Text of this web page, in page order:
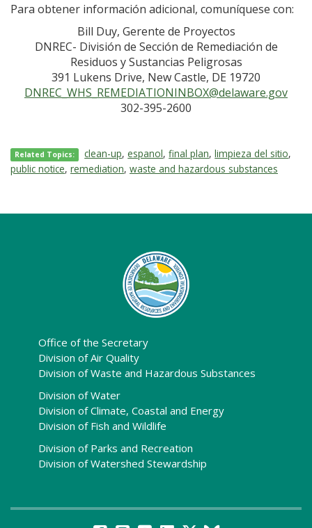
Para obtener información adicional, comuníquese con:
Bill Duy, Gerente de Proyectos
DNREC- División de Sección de Remediación de
Residuos y Sustancias Peligrosas
391 Lukens Drive, New Castle, DE 19720
DNREC_WHS_REMEDIATIONINBOX@delaware.gov
302-395-2600
Related Topics: clean-up,espanol,final plan,limpieza del sitio,
public notice, remediation, waste and hazardous substances
Office of the Secretary
Division of Air Quality
Division of Waste and Hazardous Substances
Division of Water
Division of Climate, Coastal and Energy
Division of Fish and Wildlife
Division of Parks and Recreation
Division of Watershed Stewardship